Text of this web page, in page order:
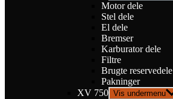
Motor dele
Stel dele
El dele
Bremser
Karburator dele
Filtre
Brugte reservedele
Pakninger
XV 750 Vis undermenu